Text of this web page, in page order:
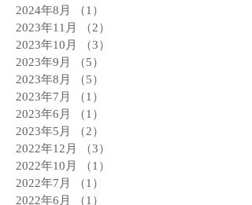
2024年8月
（1）
2023年11月
（2）
2023年10月
（3）
2023年9月
（5）
2023年8月
（5）
2023年7月
（1）
2023年6月
（1）
2023年5月
（2）
2022年12月
（3）
2022年10月
（1）
2022年7月
（1）
2022年6月
（1）